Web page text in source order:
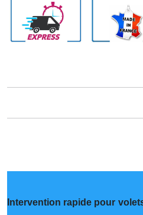
Intervention rapide pour